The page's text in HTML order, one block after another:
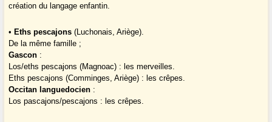
création du langage enfantin.
• Eths pescajons (Luchonais, Ariège).
De la même famille ;
Gascon :
Los/eths pescajons (Magnoac) : les merveilles.
Eths pescajons (Comminges, Ariège) : les crêpes.
Occitan languedocien :
Los pascajons/pescajons : les crêpes.